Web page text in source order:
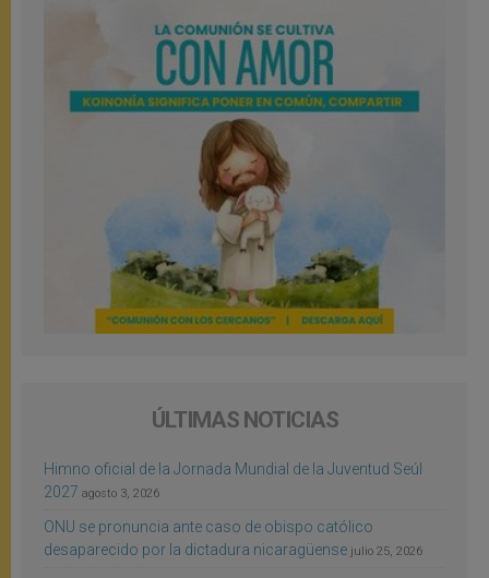
ÚLTIMAS NOTICIAS
Himno oficial de la Jornada Mundial de la Juventud Seúl
2027 agosto 3, 2026
ONU se pronuncia ante caso de obispo católico
desaparecido por la dictadura nicaragüense julio 25, 2026